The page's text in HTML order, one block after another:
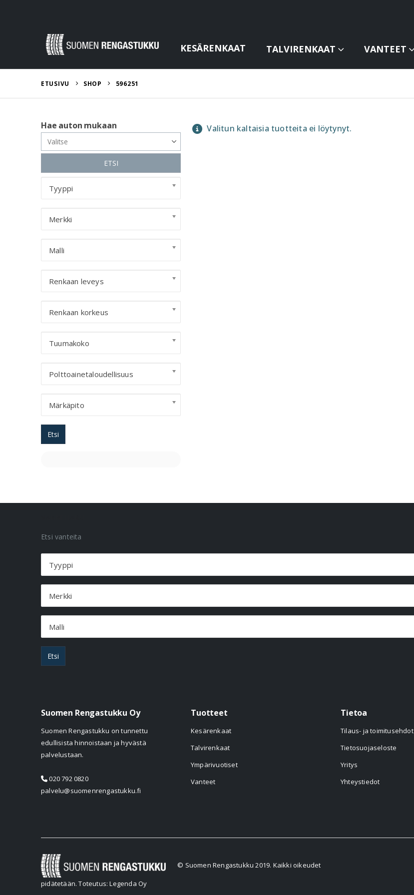
KESÄRENKAAT TALVIRENKAAT VANTEET
ETUSIVU SHOP 596251
Valitun kaltaisia tuotteita ei löytynyt.
Hae auton mukaan
ETSI
Tyyppi
Merkki
Malli
Renkaan leveys
Renkaan korkeus
Tuumakoko
Polttoainetaloudellisuus
Märkäpito
Etsi
Etsi vanteita
Tyyppi
Merkki
Malli
Etsi
Suomen Rengastukku Oy
Suomen Rengastukku on tunnettu
edullisista hinnoistaan ja hyvästä
palvelustaan.
020 792 0820
palvelu@suomenrengastukku.fi
Tuotteet
Kesärenkaat
Talvirenkaat
Ympärivuotiset
Vanteet
Tietoa
Tilaus- ja toimitusehdot
Tietosuojaseloste
Yritys
Yhteystiedot
© Suomen Rengastukku 2019. Kaikki oikeudet
pidätetään.Toteutus: Legenda Oy